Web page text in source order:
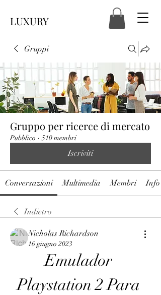
LUXURY
Gruppi
Gruppo per ricerce di mercato
Pubblico · 510 membri
Iscriviti
Conversazioni Multimedia Membri Info
Indietro
Nicholas Richardson
16 giugno 2023
Emulador
Playstation 2 Para